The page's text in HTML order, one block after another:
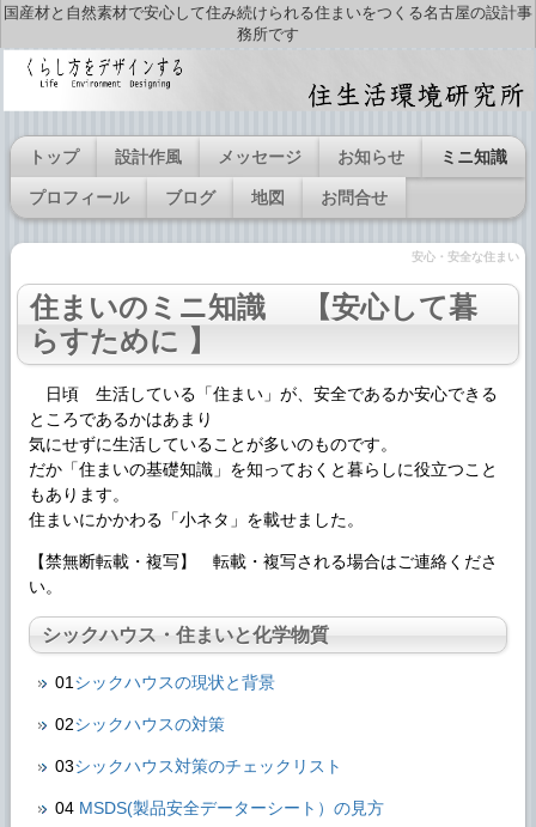
国産材と自然素材で安心して住み続けられる住まいをつくる名古屋の設計事
務所です
トップ 設計作風 メッセージ お知らせ ミニ知識
プロフィール ブログ 地図 お問合せ
安心・安全な住まい
住まいのミニ知識 【安心して暮
らすために 】
日頃 生活している「住まい」が、安全であるか安心できる
ところであるかはあまり
気にせずに生活していることが多いのものです。
だか「住まいの基礎知識」を知っておくと暮らしに役立つこと
もあります。
住まいにかかわる「小ネタ」を載せました。
【禁無断転載・複写】 転載・複写される場合はご連絡くださ
い。
シックハウス・住まいと化学物質
01 シックハウスの現状と背景
02シックハウスの対策
03シックハウス対策のチェックリスト
04 MSDS(製品安全データーシート）の見方